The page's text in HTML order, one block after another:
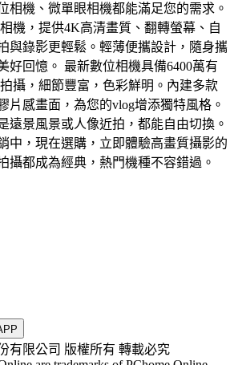
相機、微單眼相機都能滿足您的需求。
機，提供4K高清畫質、翻轉螢幕、自
與錄影更輕鬆。輕薄便攜設計，隨身攜
好回憶。 最新數位相機具備6400萬有
攝，細節豐富，色彩鮮明。內建多款
片感畫面，為您的vlog增添獨特風格。
遠景風景或人像近拍，都能自由切換。
中，現在選購，立即體驗高畫質攝影的
攝都成為經典，熱門機種不容錯過。
有限公司 版權所有 轉載必究